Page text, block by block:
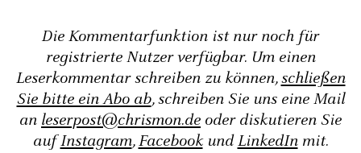
Die Kommentarfunktion ist nur noch für
registrierte Nutzer verfügbar. Um einen
Leserkommentar schreiben zu können,schließen
Sie bitte ein Abo ab, schreiben Sie uns eine Mail
an leserpost@chrismon.de oder diskutieren Sie
aufInstagram,FacebookundLinkedInmit.